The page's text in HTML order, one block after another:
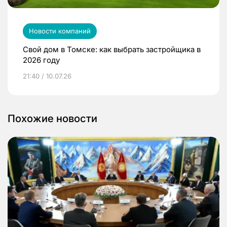
Новости компаний
Свой дом в Томске: как выбрать застройщика в
2026 году
21:40 / 10.07.26
Похожие новости